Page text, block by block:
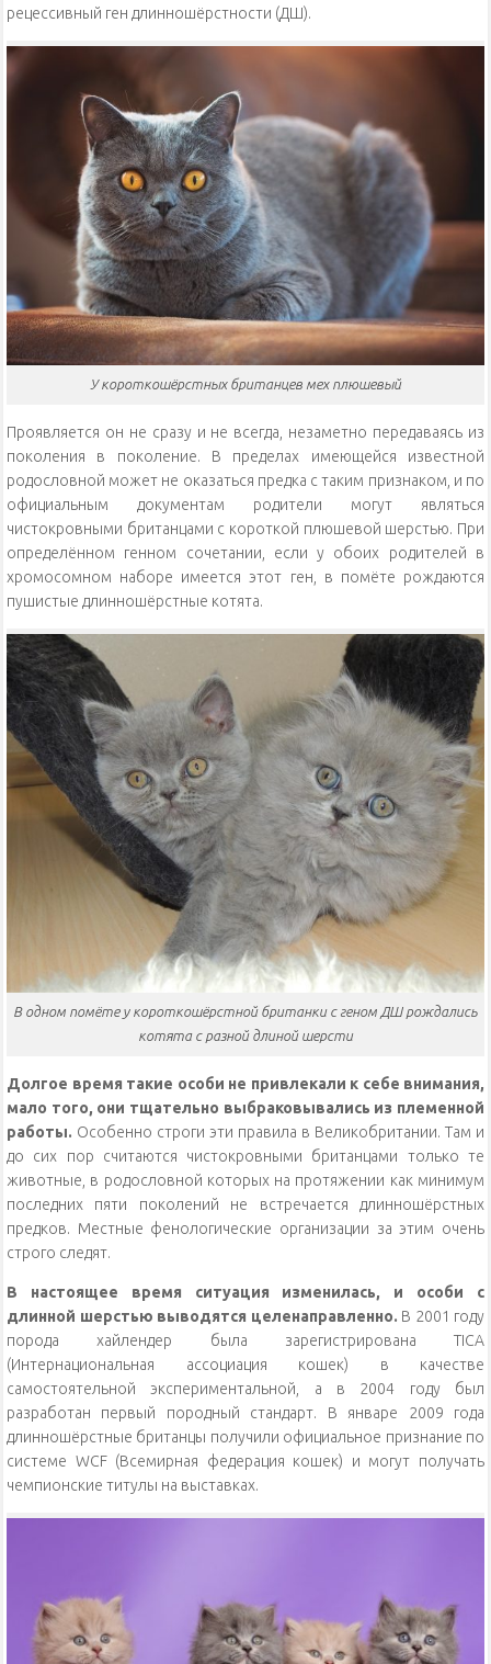
рецессивный ген длинношёрстности (ДШ).
У короткошёрстных британцев мех плюшевый
Проявляется он не сразу и не всегда, незаметно передаваясь из
поколения в поколение. В пределах имеющейся известной
родословной может не оказаться предка с таким признаком, и по
официальным документам родители могут являться
чистокровными британцами с короткой плюшевой шерстью. При
определённом генном сочетании, если у обоих родителей в
хромосомном наборе имеется этот ген, в помёте рождаются
пушистые длинношёрстные котята.
В одном помёте у короткошёрстной британки с геном ДШ рождались
котята с разной длиной шерсти
Долгое время такие особи не привлекали к себе внимания,
мало того, они тщательно выбраковывались из племенной
работы. Особенно строги эти правила в Великобритании. Там и
до сих пор считаются чистокровными британцами только те
животные, в родословной которых на протяжении как минимум
последних пяти поколений не встречается длинношёрстных
предков. Местные фенологические организации за этим очень
строго следят.
В настоящее время ситуация изменилась, и особи с
длинной шерстью выводятся целенаправленно. В 2001 году
порода хайлендер была зарегистрирована TICA
(Интернациональная ассоциация кошек) в качестве
самостоятельной экспериментальной, а в 2004 году был
разработан первый породный стандарт. В январе 2009 года
длинношёрстные британцы получили официальное признание по
системе WCF (Всемирная федерация кошек) и могут получать
чемпионские титулы на выставках.